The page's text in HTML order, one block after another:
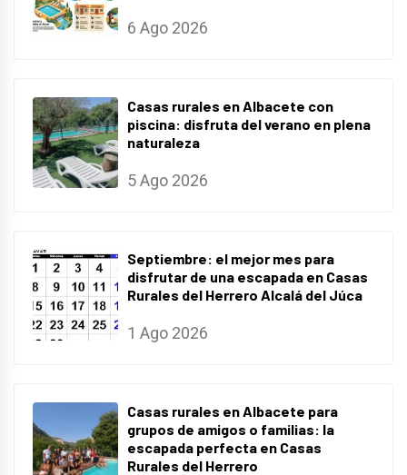
6 Ago 2026
Casas rurales en Albacete con
piscina: disfruta del verano en plena
naturaleza
5 Ago 2026
Septiembre: el mejor mes para
disfrutar de una escapada en Casas
Rurales del Herrero Alcalá del Júca
1 Ago 2026
Casas rurales en Albacete para
grupos de amigos o familias: la
escapada perfecta en Casas
Rurales del Herrero